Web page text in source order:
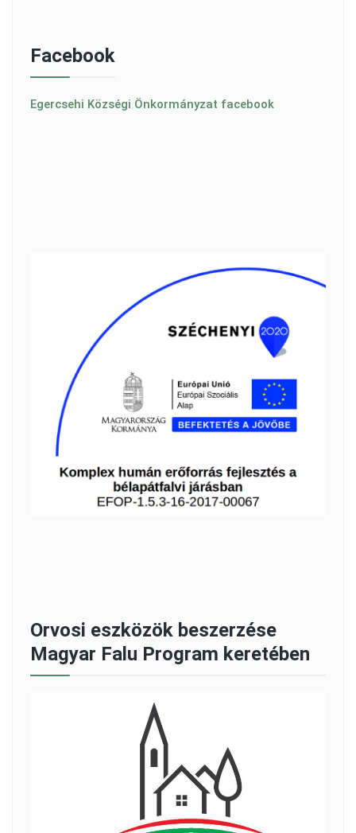
Facebook
Egercsehi Községi Önkormányzat facebook
Orvosi eszközök beszerzése
Magyar Falu Program keretében